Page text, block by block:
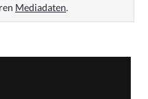
Mediadaten.